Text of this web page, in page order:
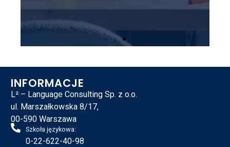
Platforma
“Cambridge” AI
Speech Tutor
Pozwól by sztuczna inteligencja
pomogła w nauce Twojego
INFORMACJE
L² – Language Consulting Sp. z o.o.
ul. Marszałkowska 8/17,
00-590 Warszawa
Szkoła językowa:
0-22-622-40-98